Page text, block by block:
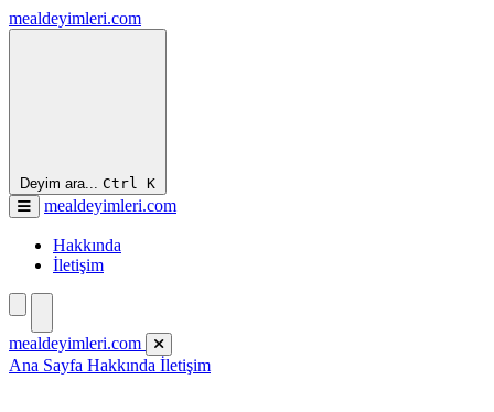
mealdeyimleri.com
Deyim ara... Ctrl K
mealdeyimleri.com
Hakkında
İletişim
mealdeyimleri.com
Ana Sayfa Hakkında İletişim